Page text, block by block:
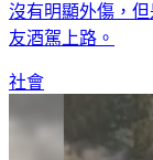
沒有明顯外傷，
友酒駕上路。
社會